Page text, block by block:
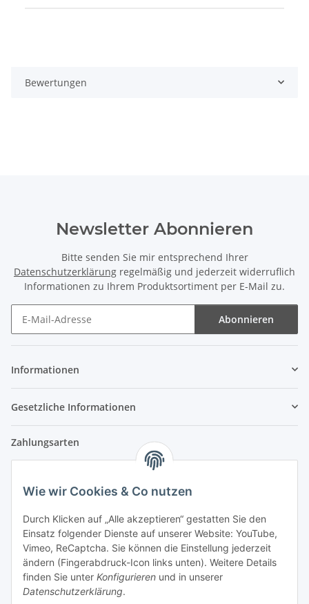
Wie wir Cookies & Co nutzen
Durch Klicken auf „Alle akzeptieren“ gestatten Sie den
Einsatz folgender Dienste auf unserer Website: YouTube,
Vimeo, ReCaptcha. Sie können die Einstellung jederzeit
ändern (Fingerabdruck-Icon links unten). Weitere Details
finden Sie unter Konfigurieren und in unserer
Datenschutzerklärung.
Bewertungen
Newsletter Abonnieren
Bitte senden Sie mir entsprechend Ihrer
Datenschutzerklärung regelmäßig und jederzeit widerruflich
Informationen zu Ihrem Produktsortiment per E-Mail zu.
Abonnieren
Informationen
Gesetzliche Informationen
Zahlungsarten
Versandpartner
Partner